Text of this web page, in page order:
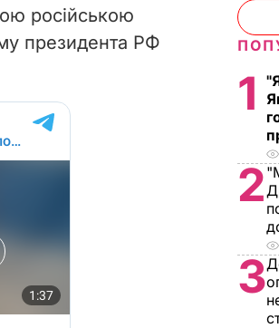
російською
президента РФ
1
2
3